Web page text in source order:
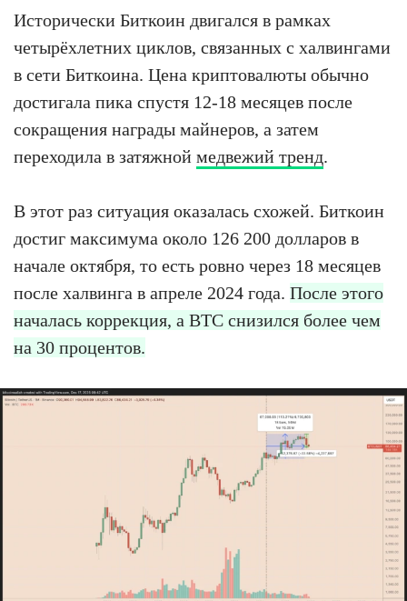
Исторически Биткоин двигался в рамках
четырёхлетних циклов, связанных с халвингами
в сети Биткоина. Цена криптовалюты обычно
достигала пика спустя 12-18 месяцев после
сокращения награды майнеров, а затем
переходила в затяжной медвежий тренд.
В этот раз ситуация оказалась схожей. Биткоин
достиг максимума около 126 200 долларов в
начале октября, то есть ровно через 18 месяцев
после халвинга в апреле 2024 года. После этого
началась коррекция, а BTC снизился более чем
на 30 процентов.